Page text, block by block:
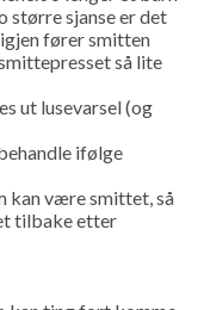
større sjanse er det
fører smitten
så lite
ut lusevarsel (og
ifølge
kan være smittet, så
tilbake etter